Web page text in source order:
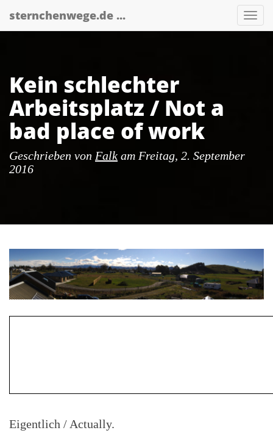
sternchenwege.de ...
Kein schlechter
Arbeitsplatz / Not a
bad place of work
Geschrieben von Falk am Freitag, 2. September
2016
Eigentlich / Actually.